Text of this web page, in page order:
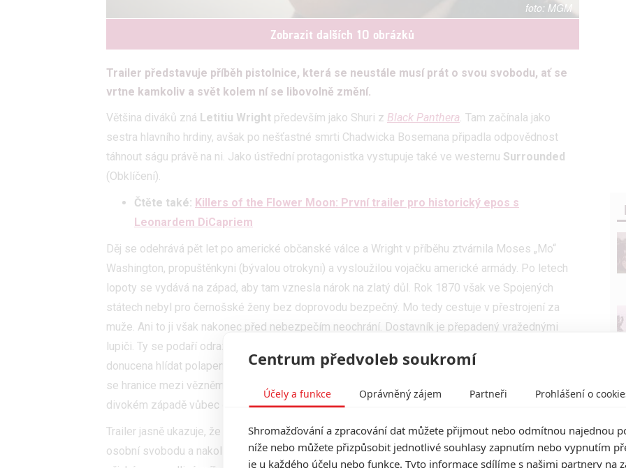
MGM
Zobrazit dalších 10 obrázků
Trailer představuje příběh pistolnice, která se neustále musí prát o svou svobodu, ať se
vrtne kamkoliv a svět kolem ní se libovolně změní.
Většina diváků zná Letitiu Wright především jako Shuri z Black Panthera. Tam začínala jako
sestra hlavního hrdiny, avšak po nešťastné smrti Chadwicka Bosemana připadla odpovědnost
táhnout ságu právě na ni. Jako ústřední protagonistka vystupuje také ve westernu Surrounded
(Obklíčení).
Čtěte také: Killers of the Flower Moon: První trailer pro historický epos s
Leonardem DiCapriem
Děj se odehrává pět let po americké občanské válce a Wright v příběhu ztvárnila Moses „Mo“
Washington, propuštěnkyni (bývalou otrokyni) a vysloužilou vojačku americké armády. Po letech
lopoty se vydává na západ, aby tam vznesla nárok na zlatý důl. Rok 1870 však ve Spojených
státech nebyl pro černošské ženy bez doprovodu bezpečný. Mo tedy cestuje v přestrojení za
muže. Ani to ji však nakonec před nebezpečím neochrání. Dostavník je přepadený vražednými
lupiči. Ty se podaří odrazit, ale zatímco se ostatní přeživší pasažéři vydávají pro pomoc, je Mo
donucena hlídat polapeného legendárního banditu Tommyho Walshe. Začíná souboj vůlí a stírají
se hranice mezi vězněm a věznitelem. Oba dva přitom stále musejí bojovat o to, aby na drsném
divokém západě vůbec dokázali přežít.
Trailer jasně ukazuje, že krom westernového dobrodružství snímek bude hodně řešit především
osobní svobodu a nakolik je legitimní si ji vzít silou, pokud vám ji okolní svět odmítá dopřát v
Centrum předvoleb soukromí
Účely a funkce Oprávněný zájem Partneři Prohlášení o
Shromažďování a zpracování dat můžete přijmout nebo odmítnou najednou
níže nebo můžete přizpůsobit jednotlivé souhlasy zapnutím nebo vypnutím
je u každého účelu nebo funkce. Tyto informace sdílíme s našimi partnery na